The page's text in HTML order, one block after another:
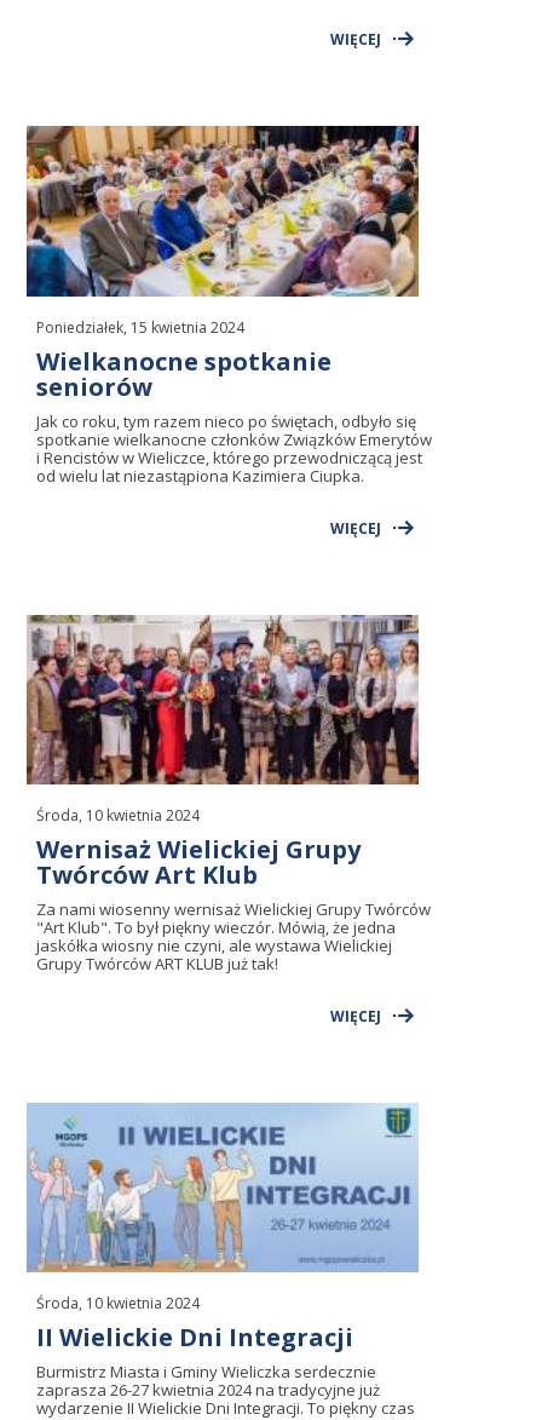
WIĘCEJ
Poniedziałek, 15 kwietnia 2024
Wielkanocne spotkanie
seniorów
Jak co roku, tym razem nieco po świętach, odbyło się
spotkanie wielkanocne członków Związków Emerytów
i Rencistów w Wieliczce, którego przewodniczącą jest
od wielu lat niezastąpiona Kazimiera Ciupka.
WIĘCEJ
Środa, 10 kwietnia 2024
Wernisaż Wielickiej Grupy
Twórców Art Klub
Za nami wiosenny wernisaż Wielickiej Grupy Twórców
"Art Klub". To był piękny wieczór. Mówią, że jedna
jaskółka wiosny nie czyni, ale wystawa Wielickiej
Grupy Twórców ART KLUB już tak!
WIĘCEJ
Środa, 10 kwietnia 2024
II Wielickie Dni Integracji
Burmistrz Miasta i Gminy Wieliczka serdecznie
zaprasza 26-27 kwietnia 2024 na tradycyjne już
wydarzenie II Wielickie Dni Integracji. To piękny czas